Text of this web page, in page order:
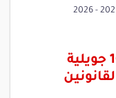
جلسة عامة يوم الجمعة 10 جويلية